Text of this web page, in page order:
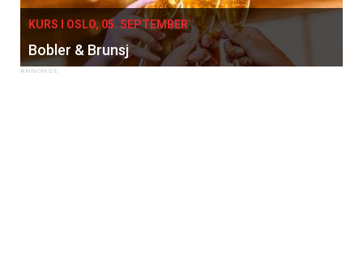
KURS I OSLO, 05. SEPTEMBER
Bobler & Brunsj